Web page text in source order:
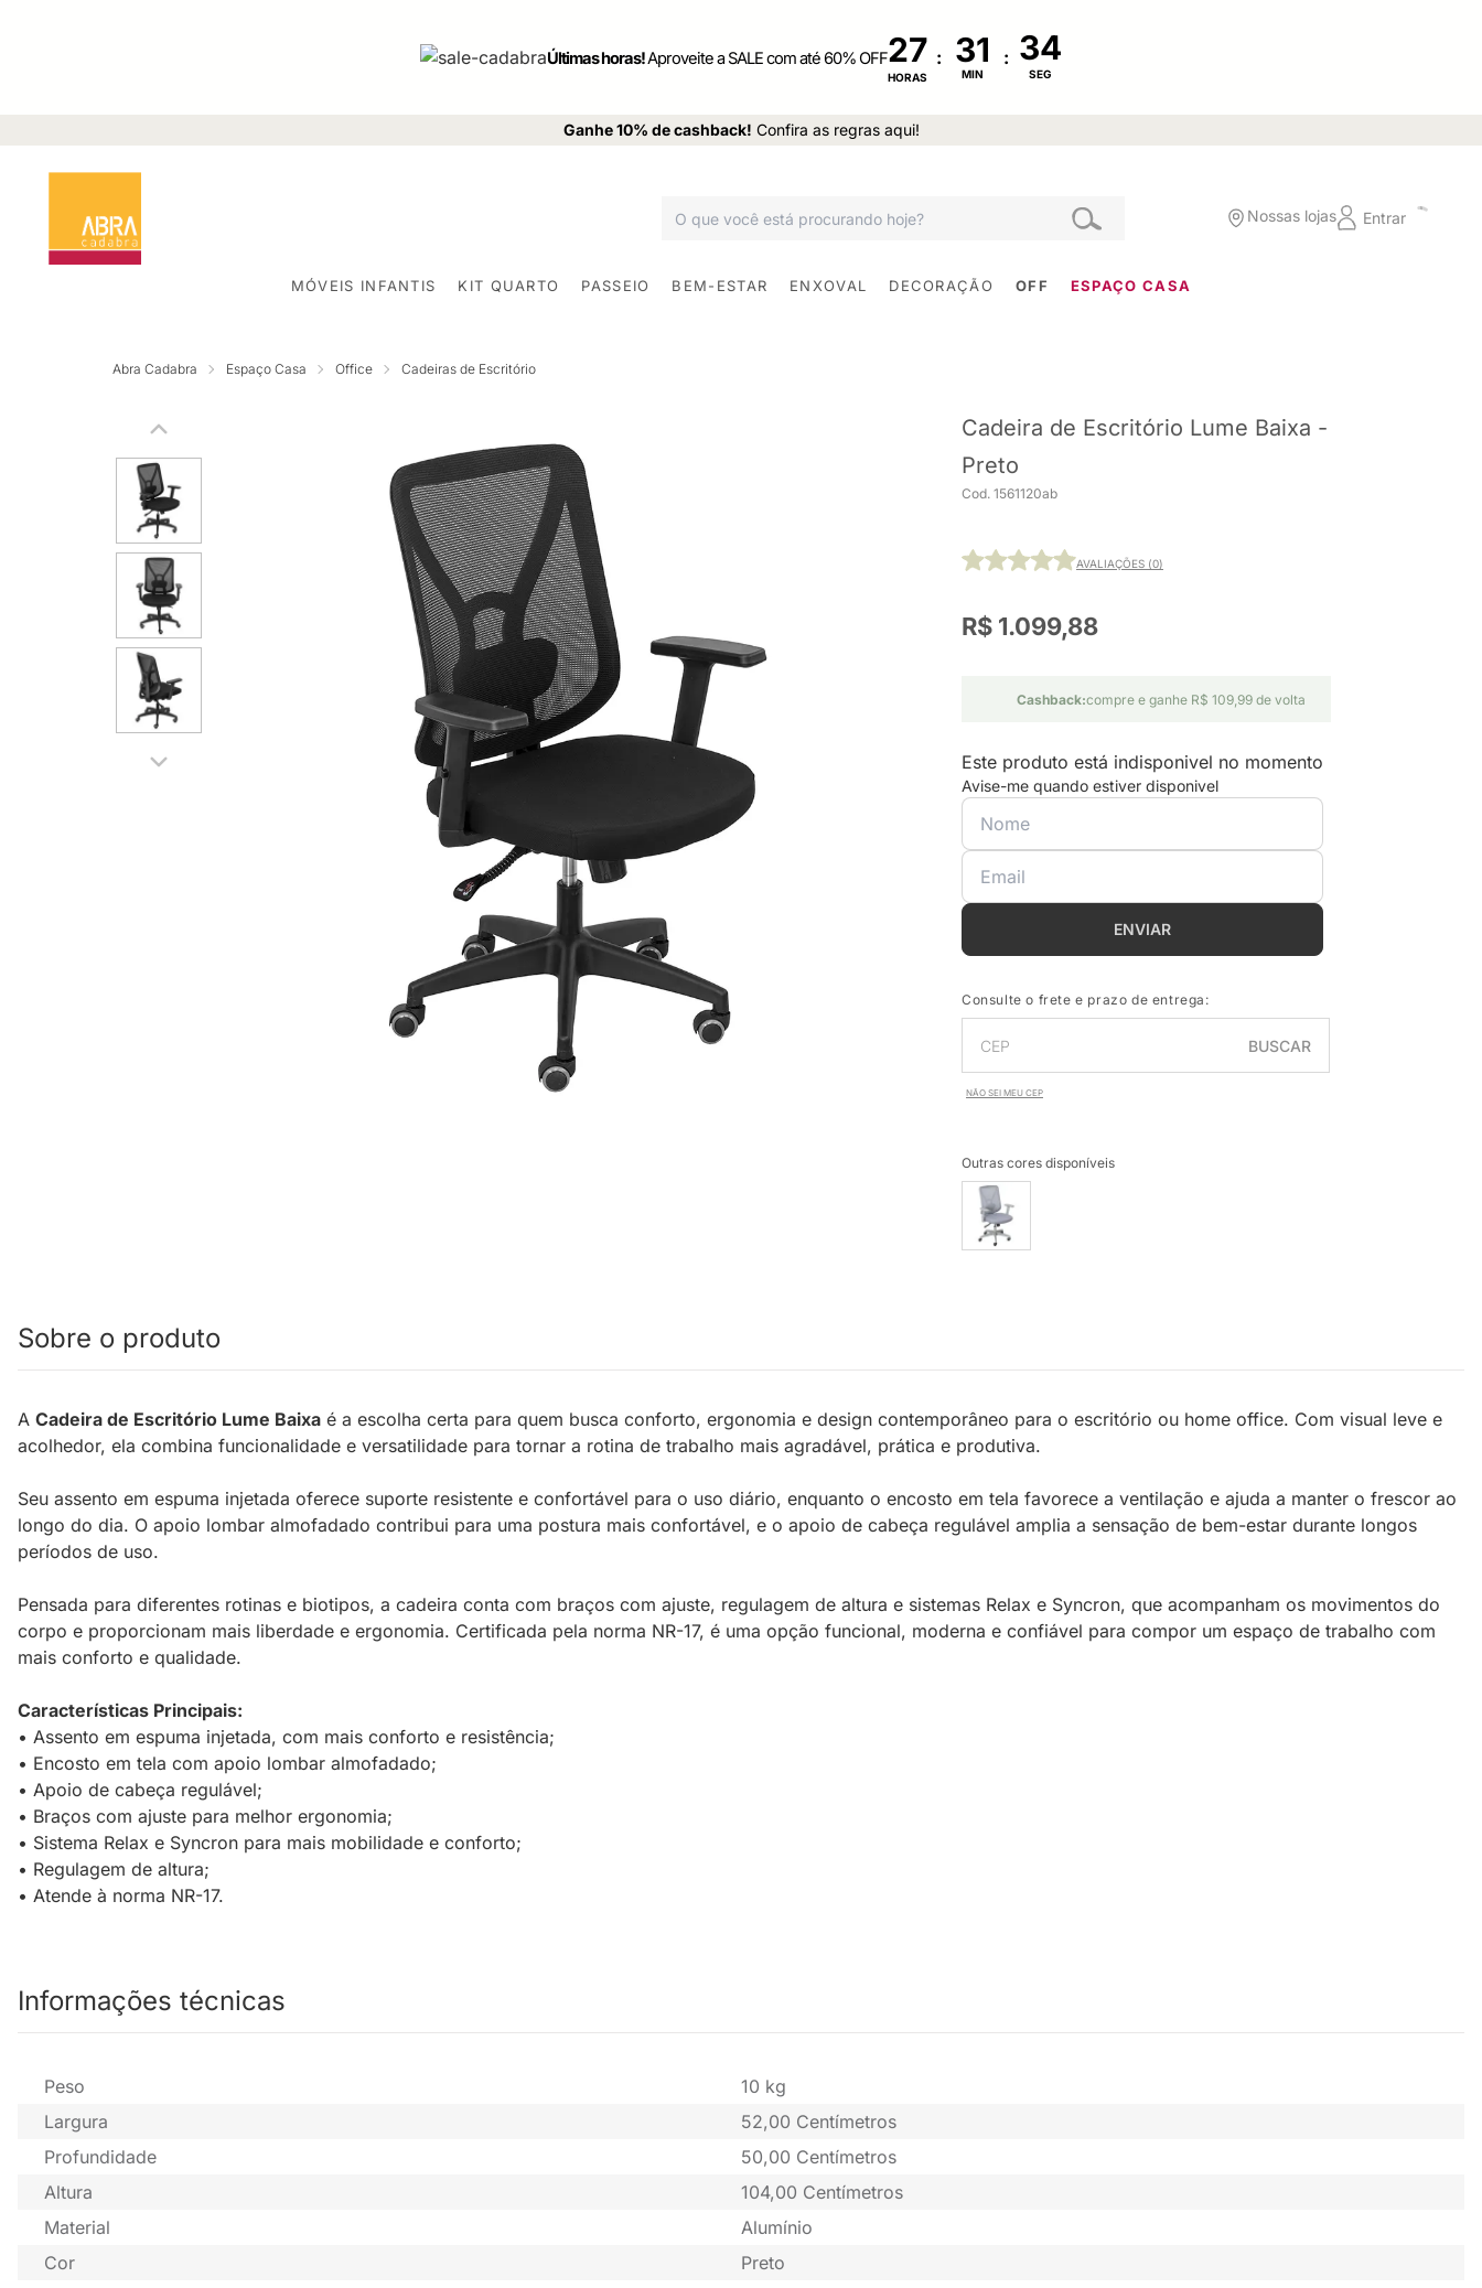
Últimas horas!Aproveite a SALE com até 60% OFF27
HORAS
:
MIN
:
SEG
Ganhe 10% de cashback! Confira as regras aqui!
Nossas lojas Entrar
MÓVEIS INFANTIS KIT QUARTO PASSEIO BEM-ESTAR ENXOVAL DECORAÇÃO OFF ESPAÇO CASA
Abra Cadabra Espaço Casa Office Cadeiras de Escritório
Cadeira de Escritório Lume Baixa -
Preto
Cod. 1561120ab
AVALIAÇÕES (0)
R$ 1.099,88
Cashback:compre e ganhe R$ 109,99 de volta
Este produto está indisponivel no momento
Avise-me quando estiver disponivel
ENVIAR
Consulte o frete e prazo de entrega:
BUSCAR
NÃO SEI MEU CEP
Outras cores disponíveis
Sobre o produto
A Cadeira de Escritório Lume Baixa é a escolha certa para quem busca conforto, ergonomia e design contemporâneo para o escritório ou home office. Com visual leve e
acolhedor, ela combina funcionalidade e versatilidade para tornar a rotina de trabalho mais agradável, prática e produtiva.
Seu assento em espuma injetada oferece suporte resistente e confortável para o uso diário, enquanto o encosto em tela favorece a ventilação e ajuda a manter o frescor ao
longo do dia. O apoio lombar almofadado contribui para uma postura mais confortável, e o apoio de cabeça regulável amplia a sensação de bem-estar durante longos
períodos de uso.
Pensada para diferentes rotinas e biotipos, a cadeira conta com braços com ajuste, regulagem de altura e sistemas Relax e Syncron, que acompanham os movimentos do
corpo e proporcionam mais liberdade e ergonomia. Certificada pela norma NR-17, é uma opção funcional, moderna e confiável para compor um espaço de trabalho com
mais conforto e qualidade.
Características Principais:
• Assento em espuma injetada, com mais conforto e resistência;
• Encosto em tela com apoio lombar almofadado;
• Apoio de cabeça regulável;
• Braços com ajuste para melhor ergonomia;
• Sistema Relax e Syncron para mais mobilidade e conforto;
• Regulagem de altura;
• Atende à norma NR-17.
Informações técnicas
Peso
10 kg
Largura
52,00 Centímetros
Profundidade
50,00 Centímetros
Altura
104,00 Centímetros
Material
Alumínio
Cor
Preto